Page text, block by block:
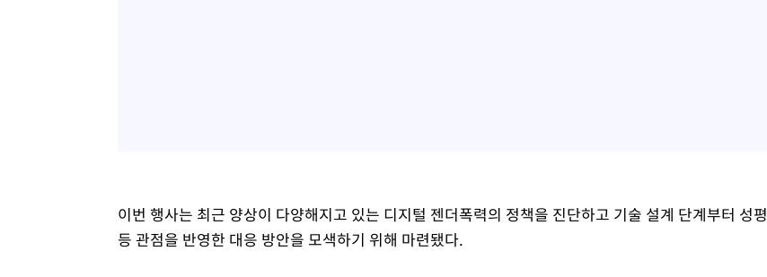
이번 행사는 최근 양상이 다양해지고 있는 디지털 젠더폭력의 정책을 진단하고 기술 설계 단계부터 성평
등 관점을 반영한 대응 방안을 모색하기 위해 마련됐다.